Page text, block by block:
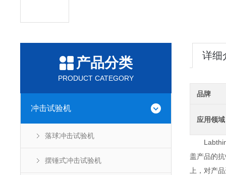
产品分类
PRODUCT CATEGORY
冲击试验机
落球冲击试验机
摆锤式冲击试验机
详细
品牌
应用领域
盖产品的
上，对产